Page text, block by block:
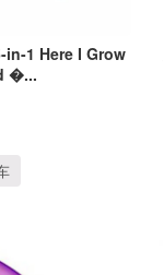
in-1 Here I Grow
�...